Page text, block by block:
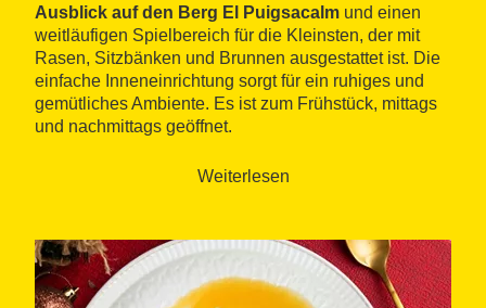
Ausblick auf den Berg El Puigsacalm und einen
weitläufigen Spielbereich für die Kleinsten, der mit
Rasen, Sitzbänken und Brunnen ausgestattet ist. Die
einfache Inneneinrichtung sorgt für ein ruhiges und
gemütliches Ambiente. Es ist zum Frühstück, mittags
und nachmittags geöffnet.
Weiterlesen